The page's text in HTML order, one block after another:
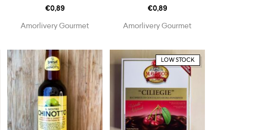
€0,89
Amorlivery Gourmet
€0,89
Amorlivery Gourmet
LOW STOCK